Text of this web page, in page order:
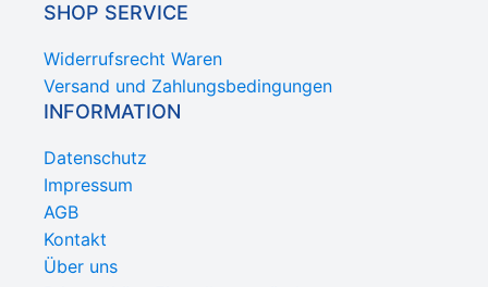
SHOP SERVICE
Widerrufsrecht Waren
Versand und Zahlungsbedingungen
INFORMATION
Datenschutz
Impressum
AGB
Kontakt
Über uns